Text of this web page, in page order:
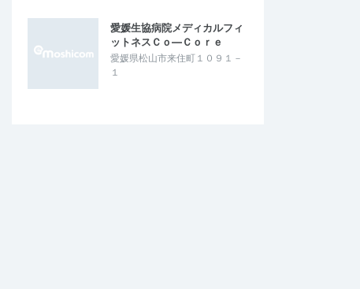
愛媛生協病院メディカルフィ
ットネスＣｏ―Ｃｏｒｅ
愛媛県松山市来住町１０９１－
１